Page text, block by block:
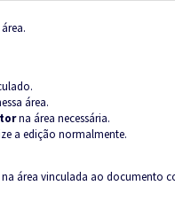
área.
na área necessária.
a edição normalmente.
na área vinculada ao documento